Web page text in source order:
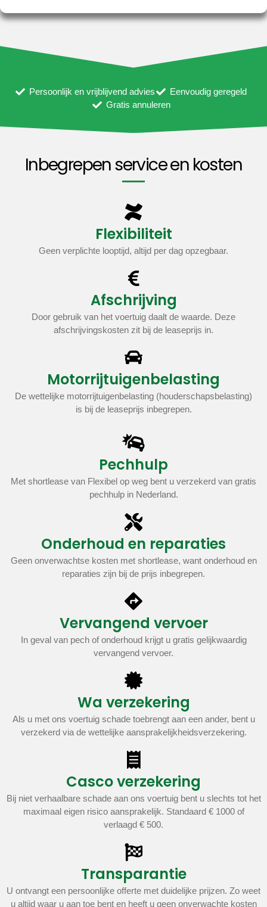
Persoonlijk en vrijblijvend advies
Eenvoudig geregeld
Gratis annuleren
Inbegrepen service en kosten
Flexibiliteit
Geen verplichte looptijd, altijd per dag opzegbaar.
Afschrijving
Door gebruik van het voertuig daalt de waarde. Deze
afschrijvingskosten zit bij de leaseprijs in.
Motorrijtuigenbelasting
De wettelijke motorrijtuigenbelasting (houderschapsbelasting)
is bij de leaseprijs inbegrepen.
Pechhulp
Met shortlease van Flexibel op weg bent u verzekerd van gratis
pechhulp in Nederland.
Onderhoud en reparaties
Geen onverwachtse kosten met shortlease, want onderhoud en
reparaties zijn bij de prijs inbegrepen.
Vervangend vervoer
In geval van pech of onderhoud krijgt u gratis gelijkwaardig
vervangend vervoer.
Wa verzekering
Als u met ons voertuig schade toebrengt aan een ander, bent u
verzekerd via de wettelijke aansprakelijkheidsverzekering.
Casco verzekering
Bij niet verhaalbare schade aan ons voertuig bent u slechts tot het
maximaal eigen risico aansprakelijk. Standaard € 1000 of
verlaagd € 500.
Transparantie
U ontvangt een persoonlijke offerte met duidelijke prijzen. Zo weet
u altijd waar u aan toe bent en heeft u geen onverwachte kosten